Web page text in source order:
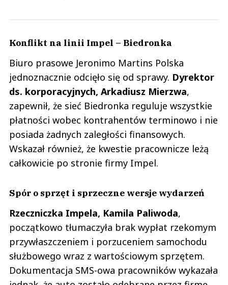
Konflikt na linii Impel – Biedronka
Biuro prasowe Jeronimo Martins Polska
jednoznacznie odcięło się od sprawy. Dyrektor
ds. korporacyjnych, Arkadiusz Mierzwa,
zapewnił, że sieć Biedronka reguluje wszystkie
płatności wobec kontrahentów terminowo i nie
posiada żadnych zaległości finansowych.
Wskazał również, że kwestie pracownicze leżą
całkowicie po stronie firmy Impel.
Spór o sprzęt i sprzeczne wersje wydarzeń
Rzeczniczka Impela, Kamila Paliwoda,
początkowo tłumaczyła brak wypłat rzekomym
przywłaszczeniem i porzuceniem samochodu
służbowego wraz z wartościowym sprzętem.
Dokumentacja SMS-owa pracowników wykazała